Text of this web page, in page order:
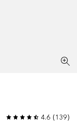
4.6 (139)